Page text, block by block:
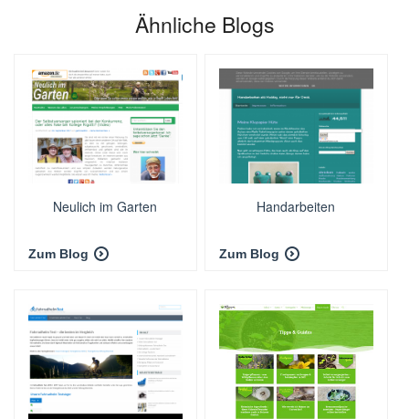
Ähnliche Blogs
Neulich im Garten
Zum Blog
Handarbeiten
Zum Blog